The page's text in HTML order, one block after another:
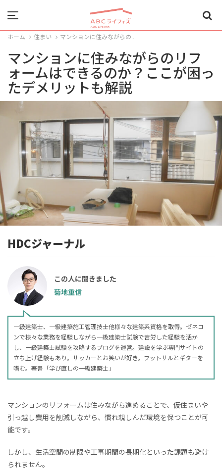
Menu
ホーム 住まい マンションに住みながらの...
マンションに住みながらのリフ
ォームはできるのか？ここが困っ
たデメリットも解説
HDCジャーナル
この人に聞きました
菊地重信
一級建築士、一級建築施工管理技士他様々な建築系資格を取得。ゼネコ
ンで様々な業務を経験しながら一級建築士試験で苦労した経験を活か
し、一級建築士試験を攻略するブログを運営。建設を学ぶ専門サイトの
立ち上げ経験もあり。サッカーとお笑いが好き。フットサルとギターを
嗜む。著書「学び直しの一級建築士」
マンションのリフォームは住みながら進めることで、仮住まいや
引っ越し費用を削減しながら、慣れ親しんだ環境を保つことが可
能です。
しかし、生活空間の制限や工事期間の長期化といった課題も避け
られません。